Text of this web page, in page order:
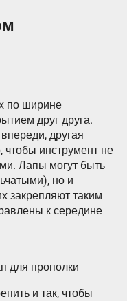
по ширине
друг друга.
другая
чтобы инструмент не
Лапы могут быть
но и
закрепляют таким
к середине
для прополки
и так, чтобы